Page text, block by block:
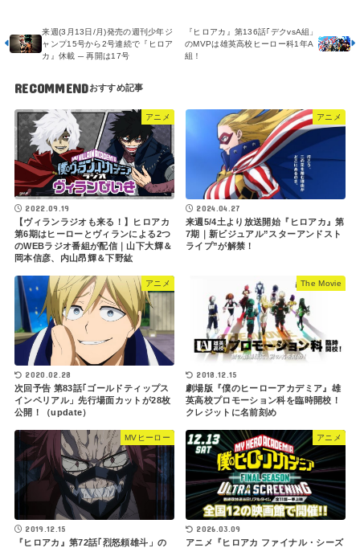
『ヒロアカ』第136話｢デクvsA組」
のMVPは雄英高校ヒーロー科1年A
組！
来週(3月13日/月)発売の週刊少年ジ
ャンプ15号から2号連続で『ヒロア
カ』休載 ─ 再開は17号
RECOMMEND
アニメ
2022.09.19
【ヴィランラジオも来る！】ヒロアカ
第6期はヒーローとヴィランによる2つ
のWEBラジオ番組が配信｜山下大輝＆
岡本信彦、内山昂輝＆下野紘
アニメ
2024.04.27
来週5/4土より放送開始『ヒロアカ』第
7期｜新ビジュアル”スターアンドスト
ライプ”が解禁！
アニメ
2020.02.28
次回予告 第83話｢ゴールドティップス
インペリアル」先行場面カットが28枚
公開！（update）
The Movie
2018.12.15
劇場版『僕のヒーローアカデミア』雄
英高校プロモーション科を臨時開校！
クレジットに名前刻め
MVヒーロー
2019.12.15
『ヒロアカ』第72話｢烈怒頼雄斗」の
アニメ
2026.03.09
アニメ『ヒロアカ ファイナル・シーズ